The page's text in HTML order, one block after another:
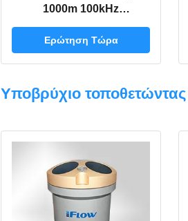
1000m 100kHz
ανίχνευσης σχέδιο
μετατροπέων Sonnar
Ερώτηση Τώρα
Υποβρύχιο